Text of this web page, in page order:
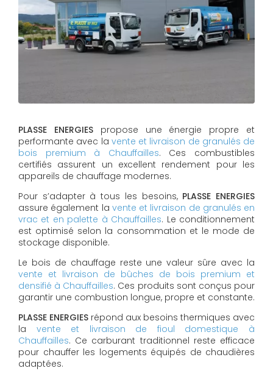
PLASSE ENERGIESpropose une énergie propre et
performante avec la vente et livraison de granulés de
bois premium à Chauffailles. Ces combustibles
certifiés assurent un excellent rendement pour les
appareils de chauffage modernes.
Pour s’adapter à tous les besoins, PLASSE ENERGIES
assure également la vente et livraison de granulés en
vrac et en palette à Chauffailles. Le conditionnement
est optimisé selon la consommation et le mode de
stockage disponible.
Le bois de chauffage reste une valeur sûre avec la
vente et livraison de bûches de bois premium et
densifié à Chauffailles. Ces produits sont conçus pour
garantir une combustion longue, propre et constante.
PLASSE ENERGIES répond aux besoins thermiques avec
la vente et livraison de fioul domestique à
Chauffailles. Ce carburant traditionnel reste efficace
pour chauffer les logements équipés de chaudières
adaptées.